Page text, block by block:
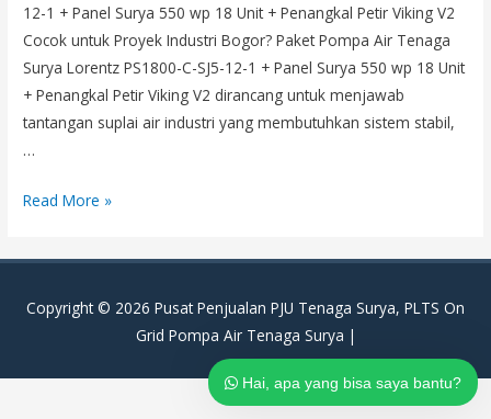
12-1 + Panel Surya 550 wp 18 Unit + Penangkal Petir Viking V2
Cocok untuk Proyek Industri Bogor? Paket Pompa Air Tenaga
Surya Lorentz PS1800-C-SJ5-12-1 + Panel Surya 550 wp 18 Unit
+ Penangkal Petir Viking V2 dirancang untuk menjawab
tantangan suplai air industri yang membutuhkan sistem stabil,
…
Paket
Air
Surya
Read More »
Copyright © 2026 Pusat Penjualan PJU Tenaga Surya, PLTS On
Grid Pompa Air Tenaga Surya |
Hai, apa yang bisa saya bantu?